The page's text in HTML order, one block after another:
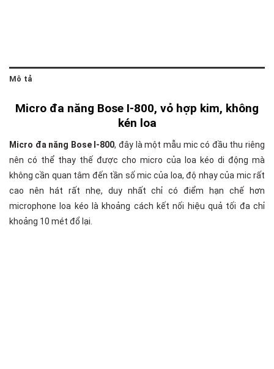
Mô tả
Micro đa năng Bose I-800, vỏ hợp kim, không
kén loa
Micro đa năng Bose I-800, đây là một mẫu mic có đầu thu riêng
nên có thể thay thế được cho micro của loa kéo di động mà
không cần quan tâm đến tần số mic của loa, độ nhạy của mic rất
cao nên hát rất nhẹ, duy nhất chỉ có điểm hạn chế hơn
microphone loa kéo là khoảng cách kết nối hiệu quả tối đa chỉ
khoảng 10 mét đổ lại.